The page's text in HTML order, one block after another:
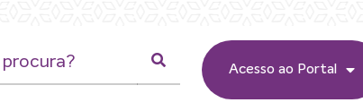
Acesso ao Portal